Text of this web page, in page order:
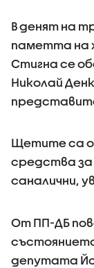
В денят на
паметта на
Стигна се
Николай
Щетите са
средства
саналични,
От ПП-ДБ
депутата